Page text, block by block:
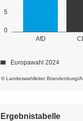
0
5
AfD
© Landeswahlleiter Brandenburg/
Europawahl 2024
Ergebnistabelle